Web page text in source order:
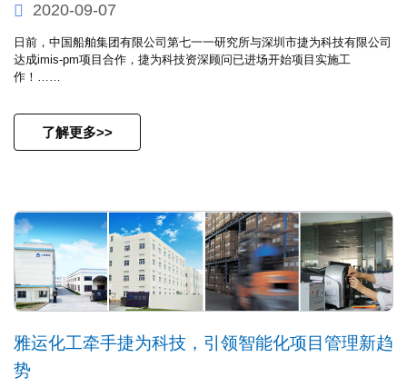
2020-09-07
日前，中国船舶集团有限公司第七一一研究所与深圳市捷为科技有限公司
达成imis-pm项目合作，捷为科技资深顾问已进场开始项目实施工
作！……
了解更多>>
雅运化工牵手捷为科技，引领智能化项目管理新趋
势